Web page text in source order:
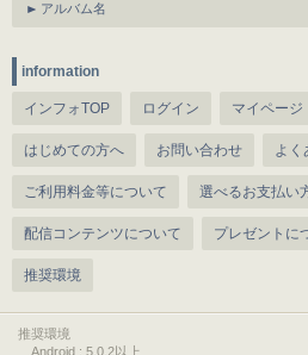
アルバム名
information
インフォTOP ログイン マイページ
はじめての方へ お問い合わせ よく
ご利用料金等について 選べるお支払い
配信コンテンツについて プレゼントに
推奨環境
推奨環境
Android : 5.0.2以上